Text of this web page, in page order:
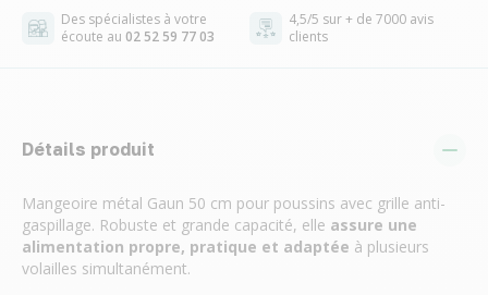
Des spécialistes à votre
écoute au 02 52 59 77 03
4,5/5 sur + de 7000 avis
clients
Détails produit
Mangeoire métal Gaun 50 cm pour poussins avec grille anti-
gaspillage. Robuste et grande capacité, elle assure une
alimentation propre, pratique et adaptée à plusieurs
volailles simultanément.